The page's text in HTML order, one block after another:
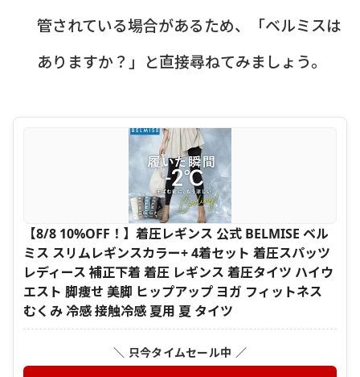
管されている場合があるため、「ベルミスは
ありますか？」と直接尋ねてみましょう。
【8/8 10%OFF！】着圧レギンス 公式 BELMISE ベル
ミス スリムレギンスカラー+ 4着セット 着圧スパッツ
レディース 補正下着 着圧 レギンス 着圧タイツ ハイウ
エスト 脚痩せ 美脚 ヒップアップ ヨガ フィットネス
むくみ 冷感 接触冷感 夏用 夏 タイツ
＼ 只今タイムセール中 ／